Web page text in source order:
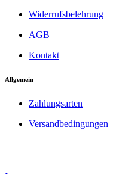
Widerrufsbelehrung
AGB
Kontakt
Allgemein
Zahlungsarten
Versandbedingungen